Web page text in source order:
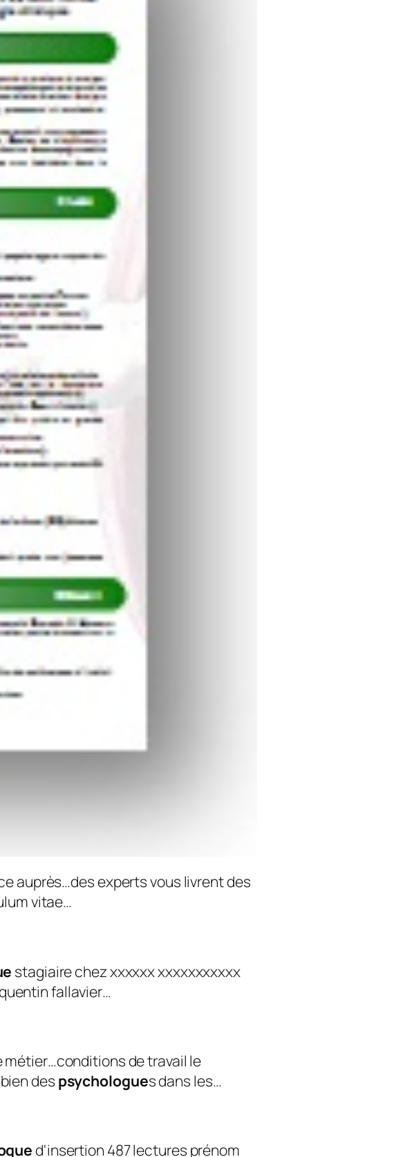
auprès…des experts vous livrent des
vitae…
stagiaire chez xxxxxx xxxxxxxxxxx
fallavier…
de travail le
des psychologues dans les…
d'insertion 487 lectures prénom